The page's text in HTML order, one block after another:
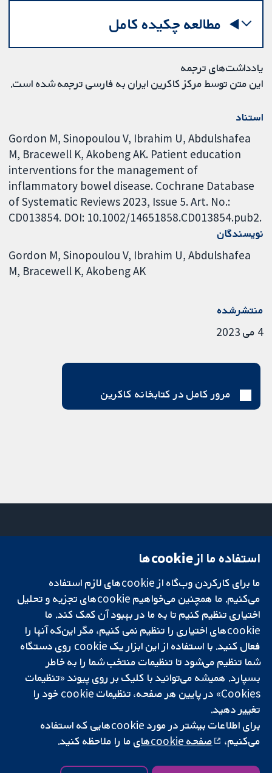
مطالعه چکیده کامل
یادداشت‌های ترجمه
این متن توسط مرکز کاکرین ایران به فارسی ترجمه شده است.
استناد
Gordon M, Sinopoulou V, Ibrahim U, Abdulshafea
M, Bracewell K, Akobeng AK. Patient education
interventions for the management of
inflammatory bowel disease. Cochrane Database
of Systematic Reviews 2023, Issue 5. Art. No.:
CD013854. DOI: 10.1002/14651858.CD013854.pub2.
نویسندگان
Gordon M Sinopoulou V Ibrahim U Abdulshafea
M Bracewell K Akobeng AK
منتشرشده
4 می 2023
مرور کامل در کتابخانه کاکرین
تحقیقات قابل
اعتماد.
تصمیم‌گیری آگاهانه.
سلامت بهتر.
میدان کاوندیش
لندن
W1G 0AN
بریتانیا
دفتر رسانه‌ای
درباره ما
فرصت‌های
شغلی
Cochrane
Library
شبکه همکاری کاکرین، یک مؤسسه خیریه (شماره 1045921) و یک شرکت با
و ولز است. شماره ثبت مالیات بر ارزش افزوده: GB 718 2127 49.
کپی‌رایت © ۲۰۲۵ همکاری کاکرین
شرایط و ضوابط وب‌سایت|سلب مسئولیت|حریم خصوصی
استفاده ما از cookie‌ها
ما برای کارکردن وب‌گاه از cookie‌های لازم استفاده
می‌کنیم. ما همچنین می‌خواهیم cookie‌های تجزیه و تحلیل
اختیاری تنظیم کنیم تا به ما در بهبود آن کمک کند. ما
cookie‌های اختیاری را تنظیم نمی کنیم، مگر این‌که آنها را
فعال کنید. با استفاده از این ابزار یک cookie‌ روی دستگاه
شما تنظیم می‌شود تا تنظیمات منتخب شما را به خاطر
بسپارد. همیشه می‌توانید با کلیک بر روی پیوند «تنظیمات
Cookies» در پایین هر صفحه، تنظیمات cookie‌ خود را
تغییر دهید.
برای اطلاعات بیشتر در مورد cookie‌هایی که استفاده
می‌کنیم،
صفحه cookie‌های ما را ملاحظه کنید.